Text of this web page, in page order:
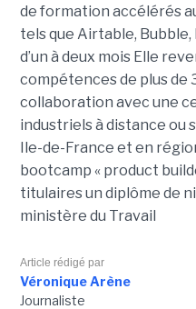
de formation accélérés
tels que Airtable,
d’un à deux mois Elle
compétences de plus de
collaboration avec une
industriels à distance ou
Ile-de-France et en
bootcamp « product
titulaires un diplôme de
ministère du Travail
Article rédigé par
Véronique Arène
Journaliste